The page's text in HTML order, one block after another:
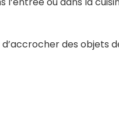
des objets